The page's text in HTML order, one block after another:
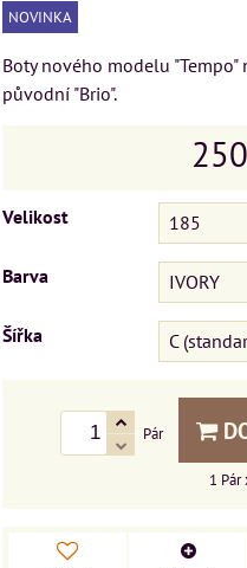
NOVINKA
Boty nového modelu "Tempo"
původní "Brio".
Velikost 185
Barva IVORY
Šířka C
Pár
1 Pár